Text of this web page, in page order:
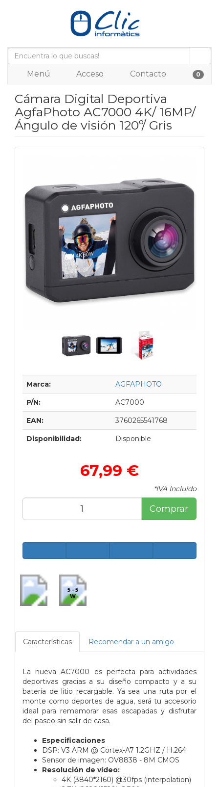
Menú Acceso Contacto 0
Cámara Digital Deportiva
AgfaPhoto AC7000 4K/ 16MP/
Ángulo de visión 120º/ Gris
Marca: AGFAPHOTO
P/N: AC7000
EAN: 3760265541768
Disponibilidad: Disponible
67,99 €
*IVA Incluido
Comprar
5 - 5
W
Características Recomendar a un amigo
La nueva AC7000 es perfecta para actividades
deportivas gracias a su diseño compacto y a su
batería de litio recargable. Ya sea una ruta por el
monte como deportes de agua, será tu accesorio
ideal para rememorar esas escapadas y disfrutar
del paseo sin salir de casa.
Especificaciones
DSP: V3 ARM @ Cortex-A7 1.2GHZ / H.264
Sensor de imagen: OV8838 - 8M CMOS
Resolución de vídeo:
4K (3840*2160) @30fps (interpolation)